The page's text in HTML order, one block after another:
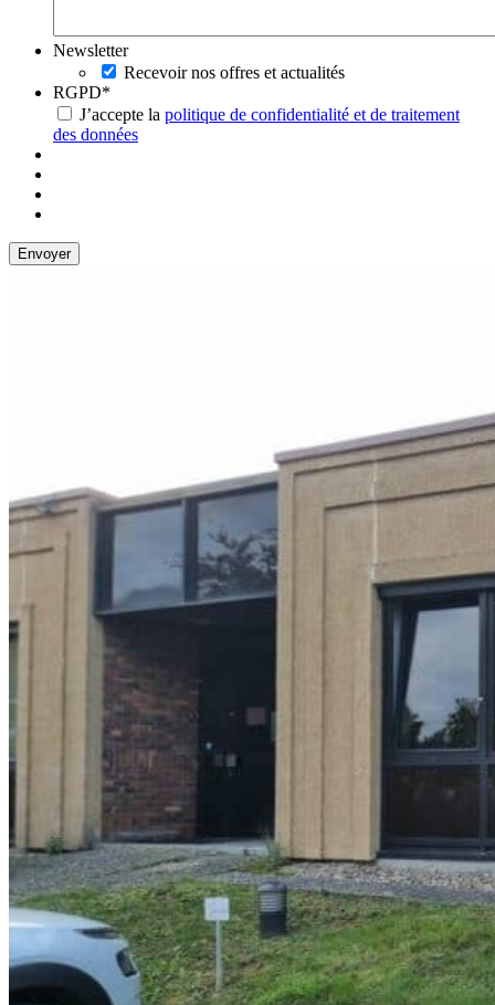
Newsletter
Recevoir nos offres et actualités
RGPD*
J’accepte la politique de confidentialité et de traitement
des données